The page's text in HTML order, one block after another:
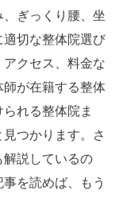
ぎっくり腰、坐
切な整体院選び
クセス、料金な
が在籍する整体
れる整体院ま
つかります。さ
説しているの
を読めば、もう